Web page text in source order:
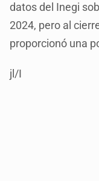
datos del Inegi
2024, pero al
proporcionó una
jl/I